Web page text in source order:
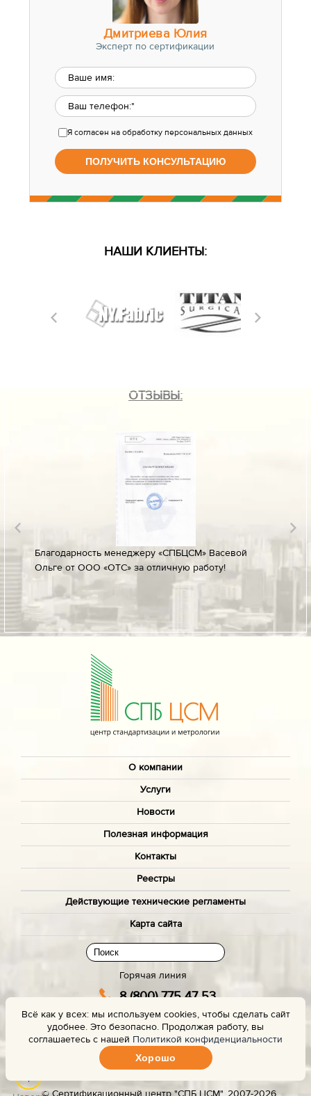
Дмитриева Юлия
Эксперт по сертификации
Я согласен на обработку персональных данных
НАШИ КЛИЕНТЫ:
ОТЗЫВЫ:
Благодарность менеджеру «СПБЦСМ» Васевой
Ольге от ООО «ОТС» за отличную работу!
О компании
Услуги
Новости
Полезная информация
Контакты
Реестры
Действующие технические регламенты
Карта сайта
Горячая линия
8 (800) 775 47 53
(звонок бесплатный)
Заказать звонок с сайта
Задать вопрос эксперту
Всё как у всех: мы используем cookies, чтобы сделать сайт
удобнее. Это безопасно. Продолжая работу, вы
соглашаетесь с нашей Политикой конфиденциальности
Хорошо